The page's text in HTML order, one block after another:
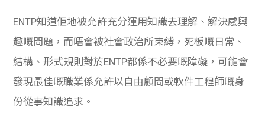
ENTP知道佢地被允許充分運用知識去理解、解決感興
趣嘅問題，而唔會被社會政治所束縛，死板嘅日常、
結構、形式規則對於ENTP都係不必要嘅障礙，可能會
發現最佳嘅職業係允許以自由顧問或軟件工程師嘅身
份從事知識追求。